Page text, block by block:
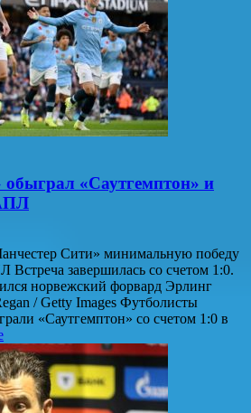
«Саутгемптон» и
Сити» минимальную победу
завершилась со счетом 1:0.
норвежский форвард Эрлинг
/ Getty Images Футболисты
«Саутгемптон» со счетом 1:0 в